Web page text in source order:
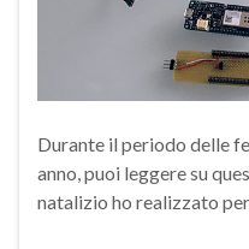
Durante il periodo delle
anno, puoi leggere su
natalizio ho realizzato